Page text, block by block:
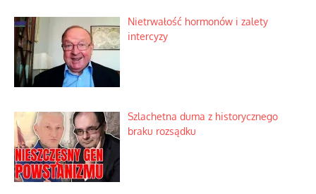
Nietrwałość hormonów i zalety
intercyzy
Szlachetna duma z historycznego
braku rozsądku